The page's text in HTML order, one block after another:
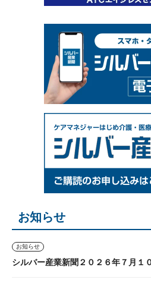
お知らせ
お知らせ
シルバー産業新聞２０２６年７月１